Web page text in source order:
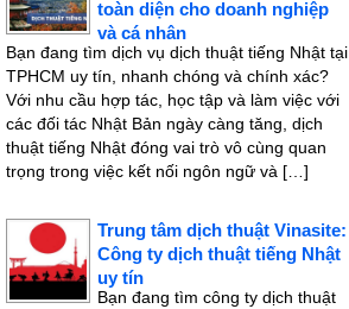
toàn diện cho doanh nghiệp
và cá nhân
Bạn đang tìm dịch vụ dịch thuật tiếng Nhật tại
TPHCM uy tín, nhanh chóng và chính xác?
Với nhu cầu hợp tác, học tập và làm việc với
các đối tác Nhật Bản ngày càng tăng, dịch
thuật tiếng Nhật đóng vai trò vô cùng quan
trọng trong việc kết nối ngôn ngữ và […]
Trung tâm dịch thuật Vinasite:
Công ty dịch thuật tiếng Nhật
uy tín
Bạn đang tìm công ty dịch thuật